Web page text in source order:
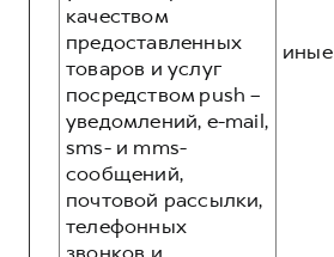
качеством
предоставленных
товаров и услуг
посредством push –
уведомлений, e-mail,
sms- и mms-
сообщений,
почтовой рассылки,
телефонных
иные